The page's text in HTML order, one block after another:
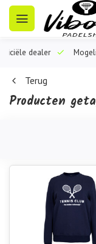
dealer
Terug
Producten